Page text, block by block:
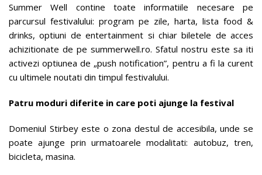
Summer Well contine toate informatiile necesare pe
parcursul festivalului: program pe zile, harta, lista food &
drinks, optiuni de entertainment si chiar biletele de acces
achizitionate de pe summerwell.ro. Sfatul nostru este sa iti
activezi optiunea de „push notification”, pentru a fi la curent
cu ultimele noutati din timpul festivalului.
Patru moduri diferite in care poti ajunge la festival
Domeniul Stirbey este o zona destul de accesibila, unde se
poate ajunge prin urmatoarele modalitati: autobuz, tren,
bicicleta, masina.